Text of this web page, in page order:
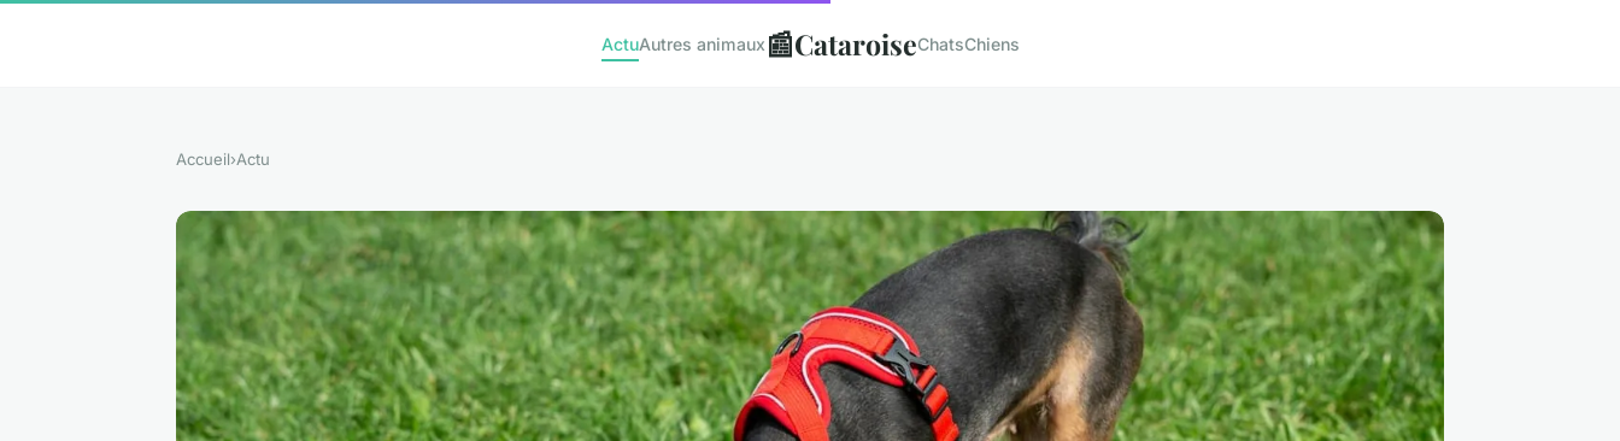
ActuAutres animaux 📰CataroiseChatsChiens
Accueil›Actu